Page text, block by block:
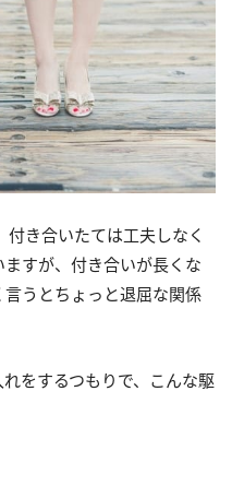
き合いたては工夫しなく
すが、付き合いが長くな
うとちょっと退屈な関係
をするつもりで、こんな駆